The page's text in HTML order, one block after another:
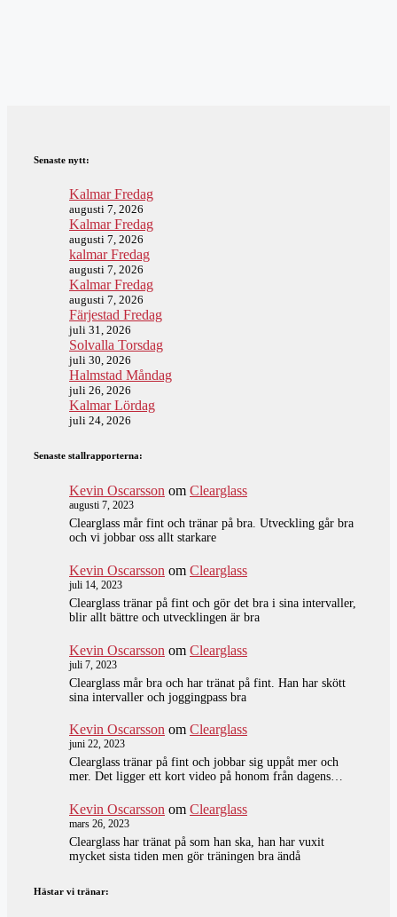
Senaste nytt:
Kalmar Fredag
augusti 7, 2026
Kalmar Fredag
augusti 7, 2026
kalmar Fredag
augusti 7, 2026
Kalmar Fredag
augusti 7, 2026
Färjestad Fredag
juli 31, 2026
Solvalla Torsdag
juli 30, 2026
Halmstad Måndag
juli 26, 2026
Kalmar Lördag
juli 24, 2026
Senaste stallrapporterna:
Kevin Oscarsson om Clearglass
augusti 7, 2023
Clearglass mår fint och tränar på bra. Utveckling går bra
och vi jobbar oss allt starkare
Kevin Oscarsson om Clearglass
juli 14, 2023
Clearglass tränar på fint och gör det bra i sina intervaller,
blir allt bättre och utvecklingen är bra
Kevin Oscarsson om Clearglass
juli 7, 2023
Clearglass mår bra och har tränat på fint. Han har skött
sina intervaller och joggingpass bra
Kevin Oscarsson om Clearglass
juni 22, 2023
Clearglass tränar på fint och jobbar sig uppåt mer och
mer. Det ligger ett kort video på honom från dagens…
Kevin Oscarsson om Clearglass
mars 26, 2023
Clearglass har tränat på som han ska, han har vuxit
mycket sista tiden men gör träningen bra ändå
Hästar vi tränar: